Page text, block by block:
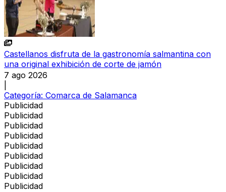
Castellanos disfruta de la gastronomía salmantina con
una original exhibición de corte de jamón
7 ago 2026
Categoría: Comarca de Salamanca
Publicidad
Publicidad
Publicidad
Publicidad
Publicidad
Publicidad
Publicidad
Publicidad
Publicidad